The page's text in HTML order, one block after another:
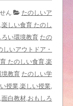
ん
たのしいア
しい食育 たのし
い環境教育 たの
いアウトドア・
たのしい食育,楽
境教育 たのしい学
授業,楽しい授業,
白教材,おもしろ